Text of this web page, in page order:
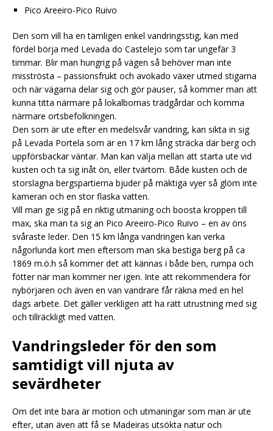
Pico Areeiro-Pico Ruivo
Den som vill ha en tämligen enkel vandringsstig, kan med
fördel börja med Levada do Castelejo som tar ungefär 3
timmar. Blir man hungrig på vägen så behöver man inte
misströsta – passionsfrukt och avokado växer utmed stigarna
och när vägarna delar sig och gör pauser, så kommer man att
kunna titta närmare på lokalbornas trädgårdar och komma
närmare ortsbefolkningen.
Den som är ute efter en medelsvår vandring, kan sikta in sig
på Levada Portela som är en 17 km lång sträcka där berg och
uppförsbackar väntar. Man kan välja mellan att starta ute vid
kusten och ta sig inåt ön, eller tvärtom. Både kusten och de
storslagna bergspartierna bjuder på mäktiga vyer så glöm inte
kameran och en stor flaska vatten.
Vill man ge sig på en riktig utmaning och boosta kroppen till
max, ska man ta sig an Pico Areeiro-Pico Ruivo – en av öns
svåraste leder. Den 15 km långa vandringen kan verka
någorlunda kort men eftersom man ska bestiga berg på ca
1869 m.ö.h så kommer det att kännas i både ben, rumpa och
fötter när man kommer ner igen. Inte att rekommendera för
nybörjaren och även en van vandrare får räkna med en hel
dags arbete. Det gäller verkligen att ha rätt utrustning med sig
och tillräckligt med vatten.
Vandringsleder för den som
samtidigt vill njuta av
sevärdheter
Om det inte bara är motion och utmaningar som man är ute
efter, utan även att få se Madeiras utsökta natur och